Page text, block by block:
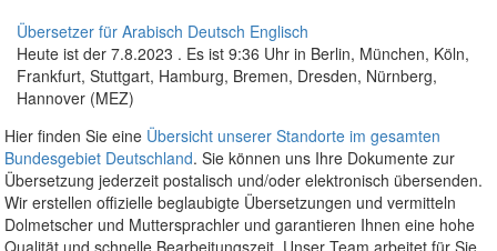
Übersetzer für Arabisch Deutsch Englisch
Heute ist der 7.8.2023 . Es ist 9:36 Uhr in Berlin, München, Köln,
Frankfurt, Stuttgart, Hamburg, Bremen, Dresden, Nürnberg,
Hannover (MEZ)
Hier finden Sie eine Übersicht unserer Standorte im gesamten
Bundesgebiet Deutschland. Sie können uns Ihre Dokumente zur
Übersetzung jederzeit postalisch und/oder elektronisch übersenden.
Wir erstellen offizielle beglaubigte Übersetzungen und vermitteln
Dolmetscher und Muttersprachler und garantieren Ihnen eine hohe